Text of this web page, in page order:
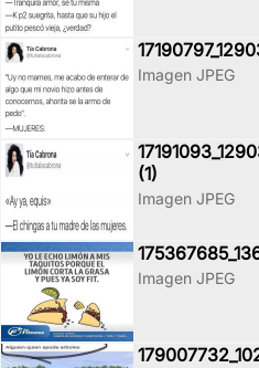
Imagen JPEG
(1)
Imagen JPEG
Imagen JPEG